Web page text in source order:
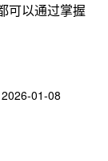
可以通过掌握
2026-01-08